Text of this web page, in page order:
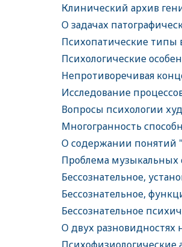
Клинический архив
О задачах
Психопатические типы
Психологические
Непротиворечивая
Исследование
Вопросы психологии
Многогранность
О содержании понятий
Проблема музыкальных
Бессознательное,
Бессознательное,
Бессознательное
О двух разновидностях